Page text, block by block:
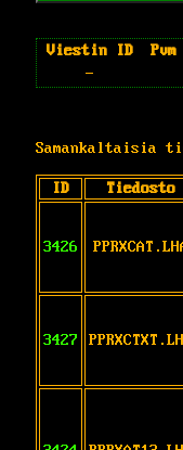
Viestin ID
-
Samankaltaisia
ID Tiedosto
3426
3427